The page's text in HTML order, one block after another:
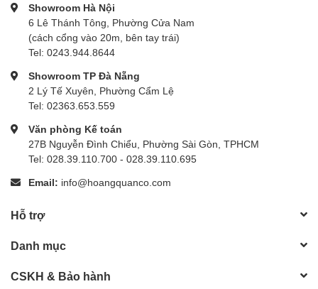
Showroom Hà Nội
6 Lê Thánh Tông, Phường Cửa Nam
(cách cổng vào 20m, bên tay trái)
Tel: 0243.944.8644
Showroom TP Đà Nẵng
2 Lý Tế Xuyên, Phường Cẩm Lệ
Tel: 02363.653.559
Văn phòng Kế toán
27B Nguyễn Đình Chiểu, Phường Sài Gòn, TPHCM
Tel: 028.39.110.700 - 028.39.110.695
Email: info@hoangquanco.com
Hỗ trợ
Danh mục
CSKH & Bảo hành